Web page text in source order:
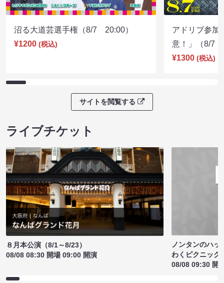
沼る大道芸選手権（8/7 20:00）
¥1200 (税込)
アドリブ参加
意！」（8/7
¥1300 (税込)
サイトを閲覧する
ライブチケット
８月本公演（8/1～8/23）
08/08 08:30 開場 09:00 開演
ノンタンのハッ
わくピクニック
08/08 09:30 開